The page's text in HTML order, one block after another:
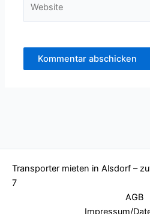
Transporter mieten in Alsdorf –
7
AGB
Impressum/